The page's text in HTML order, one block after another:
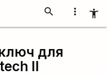
more_vert accessibility_new
search
для
II